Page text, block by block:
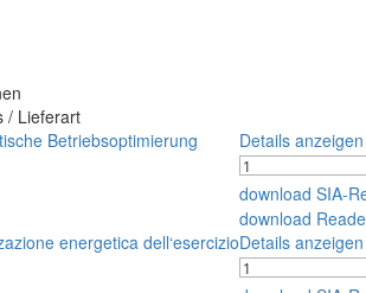
/ Lieferart
Betriebsoptimierung Details anzeigen
download SIA-
download
energetica dell‘esercizioDetails anzeigen